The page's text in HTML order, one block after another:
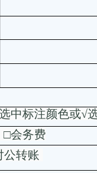
选中标注颜色或√
□会务费
公转账